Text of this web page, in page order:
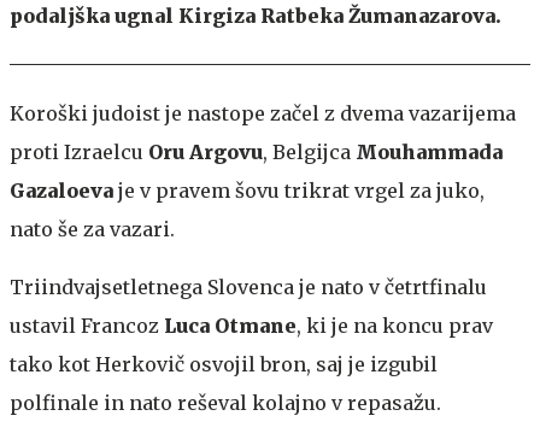
podaljška ugnal Kirgiza Ratbeka Žumanazarova.
Koroški judoist je nastope začel z dvema vazarijema
proti Izraelcu Oru Argovu, Belgijca Mouhammada
Gazaloeva je v pravem šovu trikrat vrgel za juko,
nato še za vazari.
Triindvajsetletnega Slovenca je nato v četrtfinalu
ustavil Francoz Luca Otmane, ki je na koncu prav
tako kot Herkovič osvojil bron, saj je izgubil
polfinale in nato reševal kolajno v repasažu.